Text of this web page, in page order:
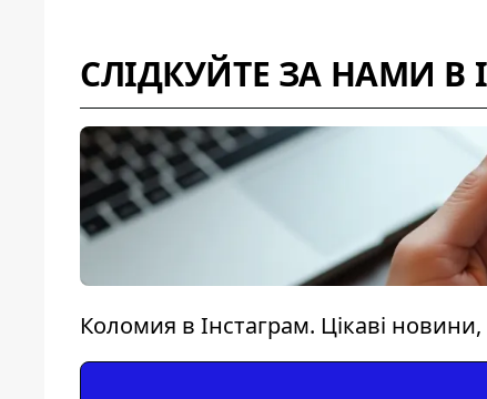
СЛІДКУЙТЕ ЗА НАМИ В
Коломия в Інстаграм. Цікаві